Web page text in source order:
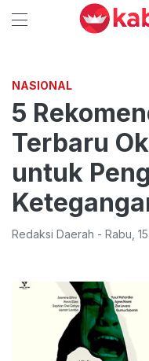
NASIONAL
5
Terbaru
untuk
Redaksi Daerah - Rabu